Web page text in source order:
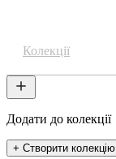
Колекції
Додати до колекції
+ Створити колекцію